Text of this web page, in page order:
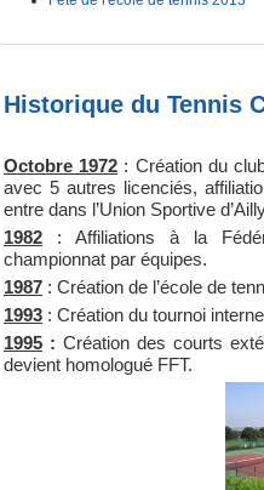
Historique du Tennis
Octobre 1972 : Création du
avec 5 autres licenciés,
entre dans l’Union Sportive
1982 : Affiliations à la
championnat par équipes.
1987 : Création de l’école de
1993 : Création du tournoi
1995 : Création des courts
devient homologué FFT.